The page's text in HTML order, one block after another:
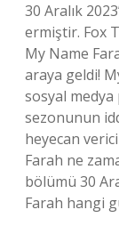
30 Aralık
ermiştir. Fox
My Name
araya geldi!
sosyal medya
sezonunun
heyecan
Farah ne
bölümü 30
Farah hangi